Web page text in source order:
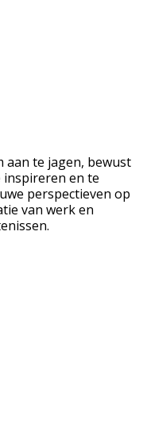
aan te jagen, bewust
inspireren en te
perspectieven op
van werk en